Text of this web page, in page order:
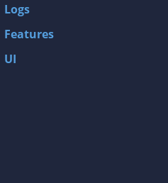
Logs
Features
UI